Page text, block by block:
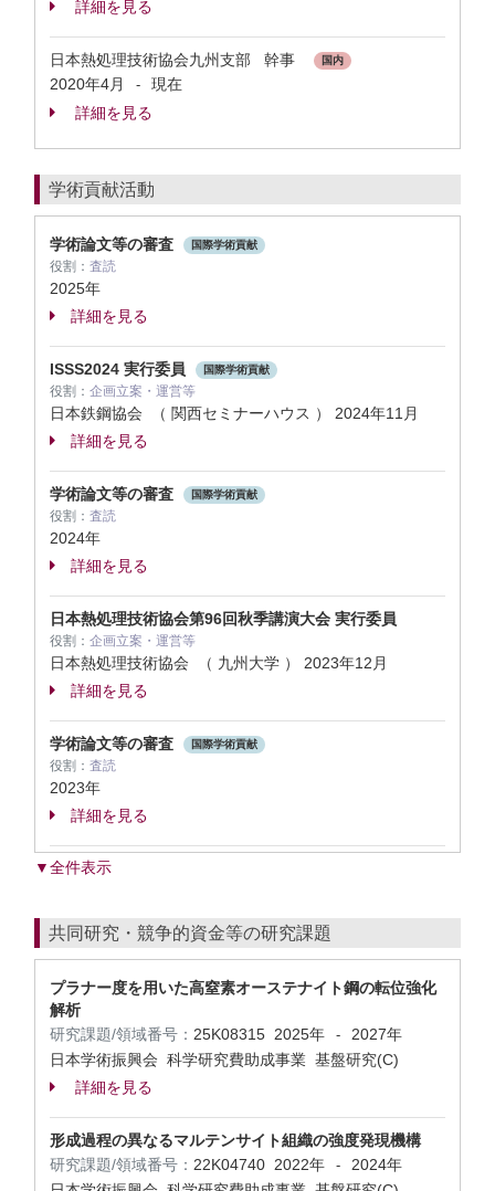
詳細を見る
日本熱処理技術協会九州支部 幹事 国内
2020年4月 -
現在
詳細を見る
学術貢献活動
学術論文等の審査 国際学術貢献
役割： 査読
2025年
詳細を見る
ISSS2024 実行委員 国際学術貢献
役割： 企画立案・運営等
日本鉄鋼協会 （ 関西セミナーハウス ） 2024年11月
詳細を見る
学術論文等の審査 国際学術貢献
役割： 査読
2024年
詳細を見る
日本熱処理技術協会第96回秋季講演大会 実行委員
役割： 企画立案・運営等
日本熱処理技術協会 （ 九州大学 ） 2023年12月
詳細を見る
学術論文等の審査 国際学術貢献
役割： 査読
2023年
詳細を見る
▼全件表示
共同研究・競争的資金等の研究課題
プラナー度を用いた高窒素オーステナイト鋼の転位強化
解析
研究課題/領域番号： 25K08315 2025年 -
2027年
日本学術振興会 科学研究費助成事業 基盤研究(C)
詳細を見る
形成過程の異なるマルテンサイト組織の強度発現機構
研究課題/領域番号： 22K04740 2022年 -
2024年